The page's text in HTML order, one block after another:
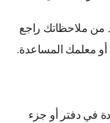
من ملاحظاتك راجع
معلمك المساعدة.
في دفتر أو جزء